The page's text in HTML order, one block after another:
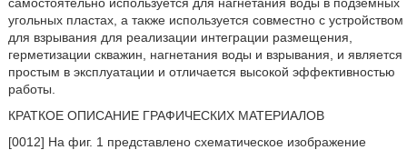
угольных пластах, а также используется совместно с устройством
для взрывания для реализации интеграции размещения,
герметизации скважин, нагнетания воды и взрывания, и является
простым в эксплуатации и отличается высокой эффективностью
работы.
КРАТКОЕ ОПИСАНИЕ ГРАФИЧЕСКИХ МАТЕРИАЛОВ
[0012] На фиг. 1 представлено схематическое изображение